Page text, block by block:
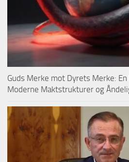
Guds Merke mot Dyrets Merke:
Moderne Maktstrukturer og